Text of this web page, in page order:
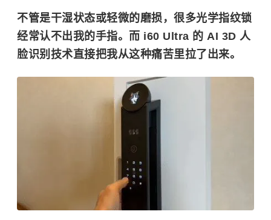
不管是干湿状态或轻微的磨损，很多光学指纹锁
经常认不出我的手指。而 i60 Ultra 的 AI 3D 人
脸识别技术直接把我从这种痛苦里拉了出来。